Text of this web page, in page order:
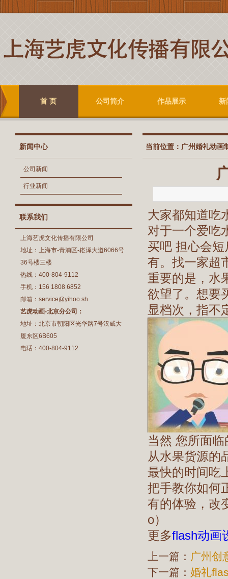
首 页 公司简介 作品展示 新
新闻中心
公司新闻
行业新闻
联系我们
上海艺虎文化传播有限公司
地址：上海市-青浦区-崧泽大道6066号
36号楼三楼
热线：400-804-9112
手机：156 1808 6852
邮箱：service@yihoo.sh
艺虎动画-北京分公司：
地址：北京市朝阳区光华路7号汉威大
厦东区6B605
电话：400-804-9112
当前位置： 广州婚礼动画
大家都知道吃
对于一个爱吃
买吧 担心会
有。找一家超
重要的是，水
欲望了。想要
显档次，指
当然 您所面
从水果货源的
最快的时间吃
把手教你如何
有的体验，改
o）
更多flash动画
上一篇： 广州创
下一篇： 婚礼